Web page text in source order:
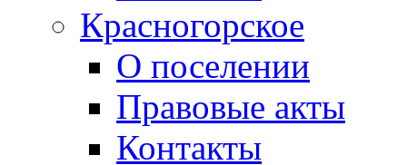
Красногорское
О поселении
Правовые акты
Контакты